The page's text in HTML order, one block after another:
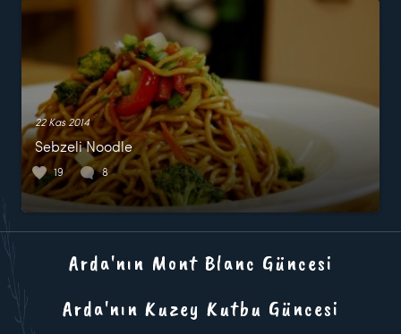
22 Kas 2014
Sebzeli Noodle
19 8
Arda'nın Mont Blanc Güncesi
Arda'nın Kuzey Kutbu Güncesi